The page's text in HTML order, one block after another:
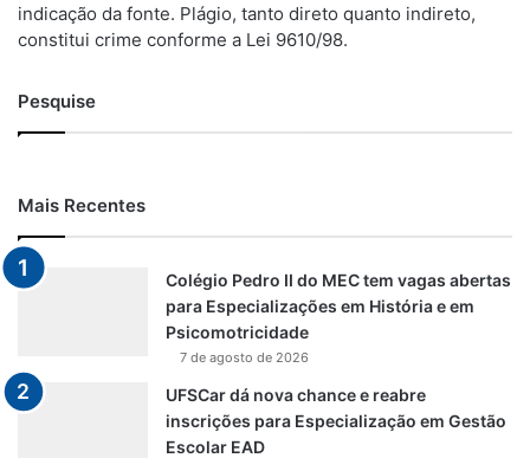
indicação da fonte. Plágio, tanto direto quanto indireto,
constitui crime conforme a Lei 9610/98.
Pesquise
Mais Recentes
Colégio Pedro II do MEC tem vagas abertas
para Especializações em História e em
Psicomotricidade
7 de agosto de 2026
UFSCar dá nova chance e reabre
inscrições para Especialização em Gestão
Escolar EAD